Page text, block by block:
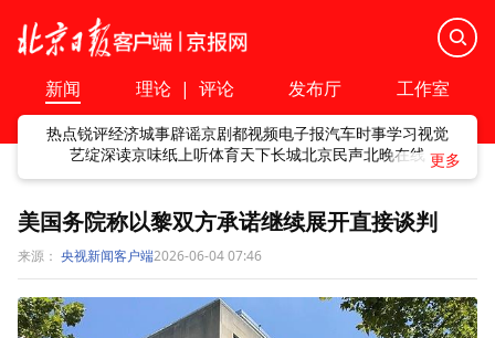
新闻 理论 | 评论 发布厅 工作室
热点锐评经济城事辟谣京剧都视频电子报汽车时事学习视觉
艺绽深读京味纸上听体育天下长城北京民声北晚在线
美国务院称以黎双方承诺继续展开直接谈判
来源： 央视新闻客户端2026-06-04 07:46